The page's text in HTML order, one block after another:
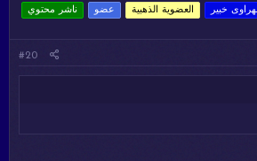
خبير العضوية الذهبية عضو ناشر محتوي
#20